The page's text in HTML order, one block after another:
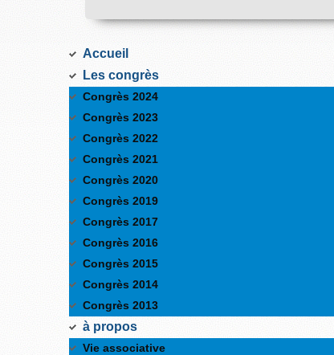
Accueil
Les congrès
Congrès 2024
Congrès 2023
Congrès 2022
Congrès 2021
Congrès 2020
Congrès 2019
Congrès 2017
Congrès 2016
Congrès 2015
Congrès 2014
Congrès 2013
à propos
Vie associative